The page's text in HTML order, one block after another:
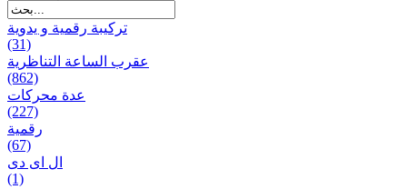
تركيبة رقمية و يدوية
(31)
عقرب الساعة التناظرية
(862)
عدة محركات
(227)
رقمية
(67)
ال ای دی
(1)